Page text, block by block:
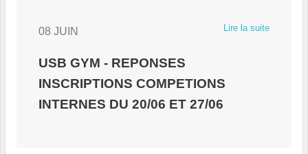
Lire la suite
08 JUIN
USB GYM - REPONSES
INSCRIPTIONS COMPETIONS
INTERNES DU 20/06 ET 27/06